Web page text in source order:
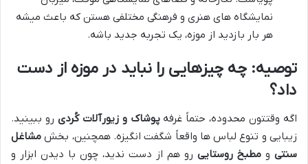
نمایشگاه های هنری و فرهنگی مختلفی هستن که باعث میشه
هر بار بازدید از موزه، یک تجربه جدید باشه.
توصیه: چه چیزهایی را نباید در موزه از دست
داد؟
اگه وقتتون محدوده، حتماً غرفهپوشاک و زیورآلات کُردی رو ببینید.
زیبایی و تنوع لباس ها واقعاً شگفت انگیزه. همچنین، بخش مشاغل
سنتی و مطبخ روستایی رو هم از دست ندید، چون با دیدن ابزار و